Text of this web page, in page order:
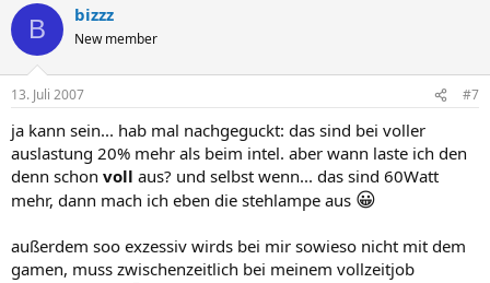
B bizzz
New member
13. Juli 2007 #7
ja kann sein... hab mal nachgeguckt: das sind bei voller
auslastung 20% mehr als beim intel. aber wann laste ich den
denn schon voll aus? und selbst wenn... das sind 60Watt
mehr, dann mach ich eben die stehlampe aus 😀
außerdem soo exzessiv wirds bei mir sowieso nicht mit dem
gamen, muss zwischenzeitlich bei meinem vollzeitjob